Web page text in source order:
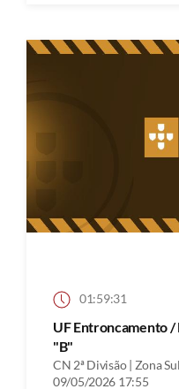
01:59:31
UF Entroncamento
"B"
CN 2ª Divisão | Zona
09/05/2026 17:55